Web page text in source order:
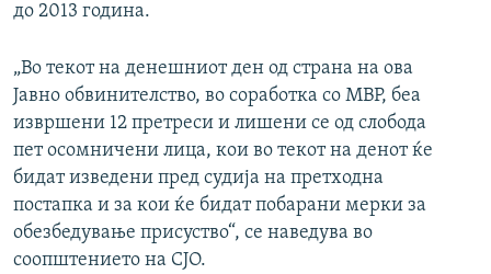
до 2013 година.
„Во текот на денешниот ден од страна на ова
Јавно обвинителство, во соработка со МВР, беа
извршени 12 претреси и лишени се од слобода
пет осомничени лица, кои во текот на денот ќе
бидат изведени пред судија на претходна
постапка и за кои ќе бидат побарани мерки за
обезбедување присуство“, се наведува во
соопштението на СЈО.